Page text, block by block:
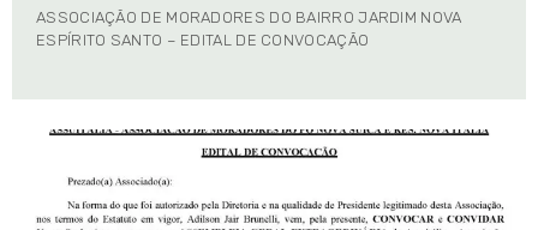
ASSOCIAÇÃO DE MORADORES DO BAIRRO JARDIM NOVA
ESPÍRITO SANTO – EDITAL DE CONVOCAÇÃO